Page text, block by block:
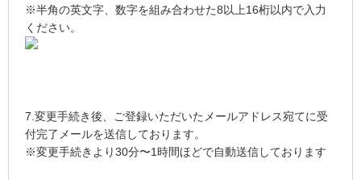
※半角の英文字、数字を組み合わせた8以上16桁以内で入力
ください。
7.変更手続き後、ご登録いただいたメールアドレス宛てに受
付完了メールを送信しております。
※変更手続きより30分〜1時間ほどで自動送信しております